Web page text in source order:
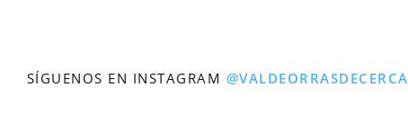
SÍGUENOS EN INSTAGRAM @VALDEORRASDECERCA